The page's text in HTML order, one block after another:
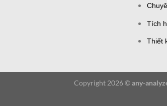
Tích
Thiết
Copyright 2026 ©any-